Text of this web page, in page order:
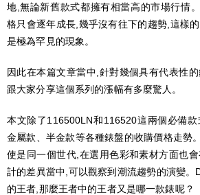
地,無論新舊款式都擁有相當高的市場行情
格只會逐年成長,幾乎沒有往下的趨勢,這樣
是極為罕見的現象。
因此在本篇文章當中,針對幾個具有代表性
跟大家分享這個系列的漲幅有多麼驚人。
本文除了116500LN和116520這兩個必備
金屬款、半金款等各種錶盤的收購價格走勢
使是同一個世代,在選用色彩和素材方面也
計的差異當中,可以觀察到潮流趨勢的演變
的王者,那麼王者中的王者又是哪一款錶呢？